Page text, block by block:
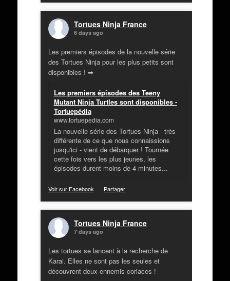
Tortues Ninja France
6 days ago
Les premiers épisodes de la nouvelle série
des Tortues Ninja pour les plus petits sont
disponibles ! ➡
Les premiers épisodes des Teeny
Mutant Ninja Turtles sont disponibles -
Tortuepédia
www.tortuepedia.com
La nouvelle série des Tortues Ninja - très
différente de ce que nous connaissions
jusqu'ici - vient de débarquer ! Tournée
cette fois vers les plus jeunes, les
épisodes durent moins de 4 minutes...
Voir sur Facebook · Partager
Tortues Ninja France
7 days ago
Les tortues se lancent à la recherche de
Karai. Elles ne sont pas les seules et
découvrent deux ennemis coriaces !